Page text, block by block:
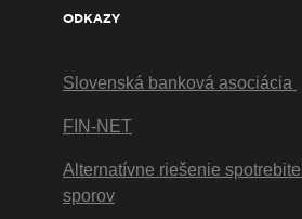
ODKAZY
Slovenská banková asociácia
FIN-NET
Alternatívne riešenie
sporov